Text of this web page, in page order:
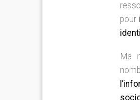
pour
Ma